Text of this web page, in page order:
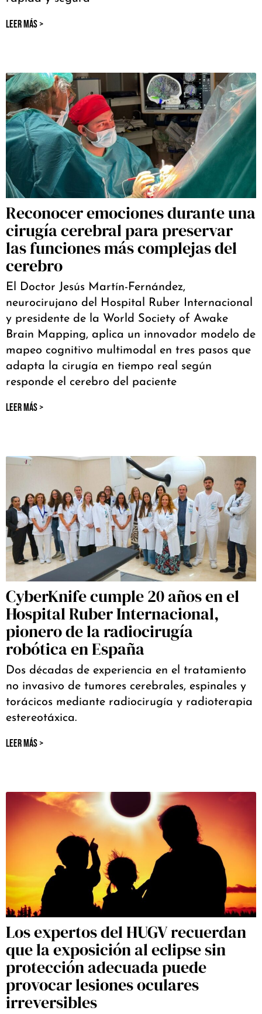
LEER MÁS >
Reconocer emociones durante una
cirugía cerebral para preservar
las funciones más complejas del
cerebro
El Doctor Jesús Martín-Fernández,
neurocirujano del Hospital Ruber Internacional
y presidente de la World Society of Awake
Brain Mapping, aplica un innovador modelo de
mapeo cognitivo multimodal en tres pasos que
adapta la cirugía en tiempo real según
responde el cerebro del paciente
LEER MÁS >
CyberKnife cumple 20 años en el
Hospital Ruber Internacional,
pionero de la radiocirugía
robótica en España
Dos décadas de experiencia en el tratamiento
no invasivo de tumores cerebrales, espinales y
torácicos mediante radiocirugía y radioterapia
estereotáxica.
LEER MÁS >
Los expertos del HUGV recuerdan
que la exposición al eclipse sin
protección adecuada puede
provocar lesiones oculares
irreversibles